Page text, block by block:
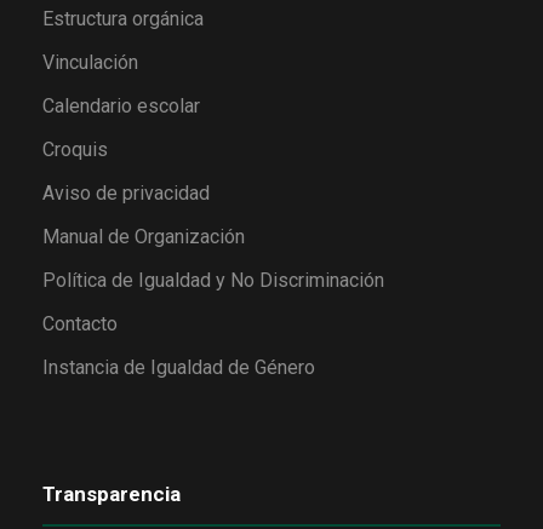
Estructura orgánica
Vinculación
Calendario escolar
Croquis
Aviso de privacidad
Manual de Organización
Política de Igualdad y No Discriminación
Contacto
Instancia de Igualdad de Género
Transparencia